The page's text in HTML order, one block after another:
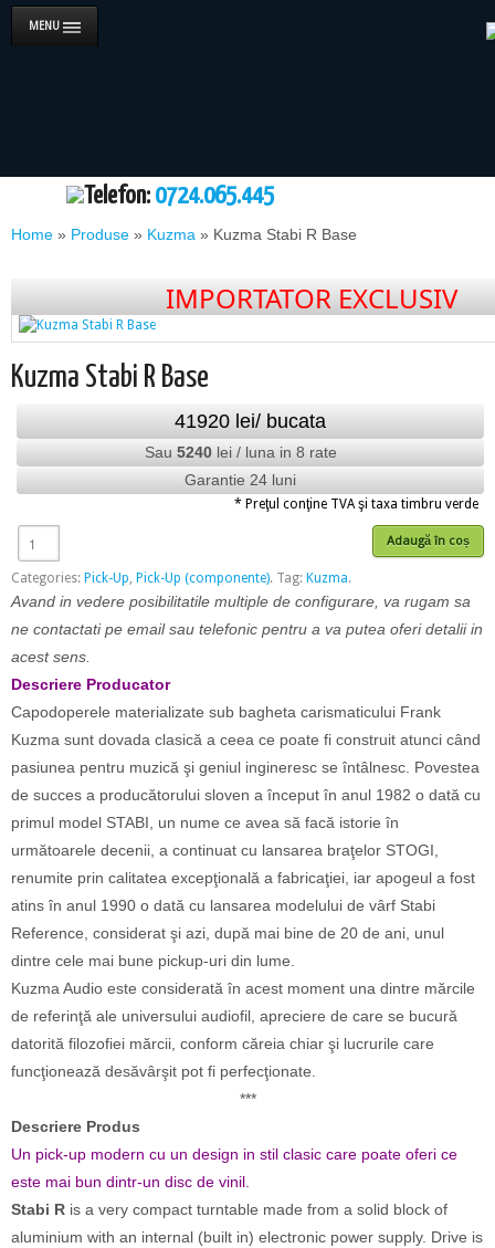
MENU
Telefon: 0724.065.445
Home » Produse » Kuzma » Kuzma Stabi R Base
IMPORTATOR EXCLUSIV
Kuzma Stabi R Base
41920 lei/ bucata
Sau 5240lei / luna in 8 rate
Garantie 24 luni
* Preţul conţine TVA şi taxa timbru verde
Adaugă în coș
Categories: Pick-Up, Pick-Up (componente). Tag: Kuzma.
Avand in vedere posibilitatile multiple de configurare, va rugam sa
ne contactati pe email sau telefonic pentru a va putea oferi detalii in
acest sens.
Descriere Producator
Capodoperele materializate sub bagheta carismaticului Frank
Kuzma sunt dovada clasică a ceea ce poate fi construit atunci când
pasiunea pentru muzică şi geniul ingineresc se întâlnesc. Povestea
de succes a producătorului sloven a început în anul 1982 o dată cu
primul model STABI, un nume ce avea să facă istorie în
următoarele decenii, a continuat cu lansarea braţelor STOGI,
renumite prin calitatea excepţională a fabricaţiei, iar apogeul a fost
atins în anul 1990 o dată cu lansarea modelului de vârf Stabi
Reference, considerat şi azi, după mai bine de 20 de ani, unul
dintre cele mai bune pickup-uri din lume.
Kuzma Audio este considerată în acest moment una dintre mărcile
de referinţă ale universului audiofil, apreciere de care se bucură
datorită filozofiei mărcii, conform căreia chiar şi lucrurile care
funcţionează desăvârşit pot fi perfecţionate.
***
Descriere Produs
Un pick-up modern cu un design in stil clasic care poate oferi ce
este mai bun dintr-un disc de vinil.
Stabi R is a very compact turntable made from a solid block of
aluminium with an internal (built in) electronic power supply. Drive is